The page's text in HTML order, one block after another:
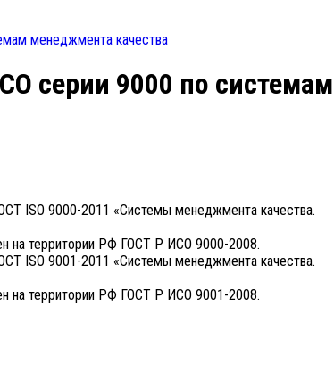
менеджмента качества
серии 9000 по
ISO 9000-2011 «Системы менеджмента качества.
на территории РФ ГОСТ Р ИСО 9000-2008.
ISO 9001-2011 «Системы менеджмента качества.
на территории РФ ГОСТ Р ИСО 9001-2008.